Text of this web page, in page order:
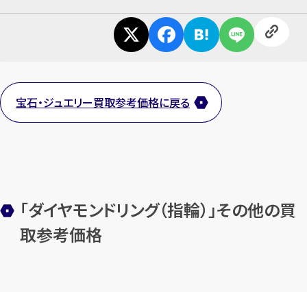
宝石・ジュエリー買取参考価格に戻る
「ダイヤモンドリング（指輪）」その他の買
取参考価格